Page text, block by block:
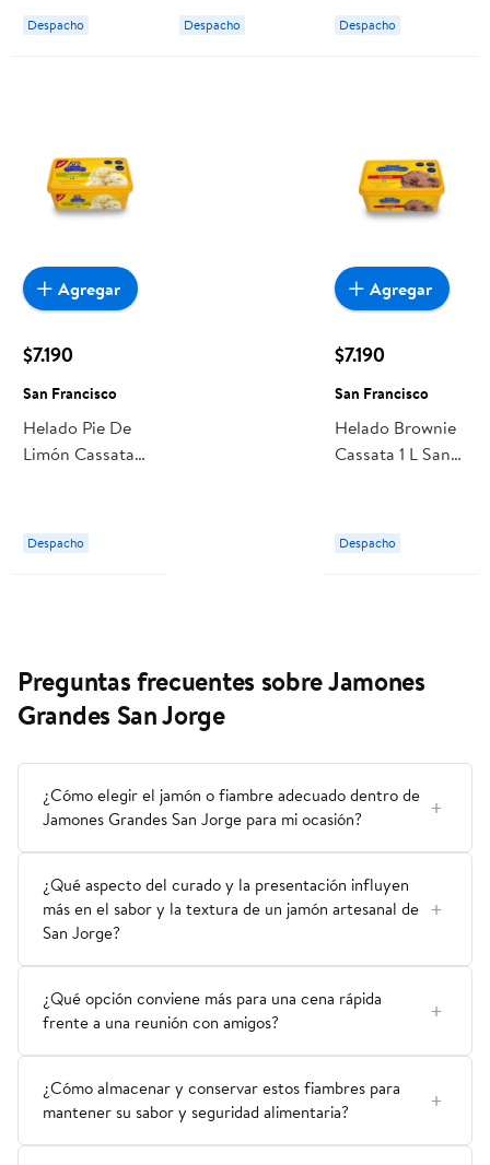
Despacho Despacho
g San José
Despacho
$7.190
San Francisco
Helado Pie De
Limón Cassata
Despacho
Agregar
$7.190
San Francisco
Helado Brownie
Cassata 1 L San
Despacho
Agregar
Preguntas frecuentes sobre Jamones
Grandes San Jorge
¿Cómo elegir el jamón o fiambre adecuado dentro de
Jamones Grandes San Jorge para mi ocasión?
¿Qué aspecto del curado y la presentación influyen
más en el sabor y la textura de un jamón artesanal de
San Jorge?
¿Qué opción conviene más para una cena rápida
frente a una reunión con amigos?
¿Cómo almacenar y conservar estos fiambres para
mantener su sabor y seguridad alimentaria?